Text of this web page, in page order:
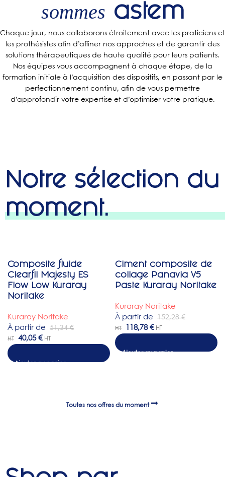
sommes astem
Chaque jour, nous collaborons étroitement avec les praticiens et
les prothésistes afin d’affiner nos approches et de garantir des
solutions thérapeutiques de haute qualité pour leurs patients.
Nos équipes vous accompagnent à chaque étape, de la
formation initiale à l’acquisition des dispositifs, en passant par le
perfectionnement continu, afin de vous permettre
d’approfondir votre expertise et d’optimiser votre pratique.
Notre sélection du
moment.
-22%
Composite fluide
Clearfil Majesty ES
Flow Low Kuraray
Noritake
Kuraray Noritake
À partir de
51,34€
HT 40,05 € HT
Choix des options
-22%
Ciment composite de
collage Panavia V5
Paste Kuraray Noritake
Kuraray Noritake
À partir de
152,28€
HT 118,78 € HT
Toutes nos offres du moment